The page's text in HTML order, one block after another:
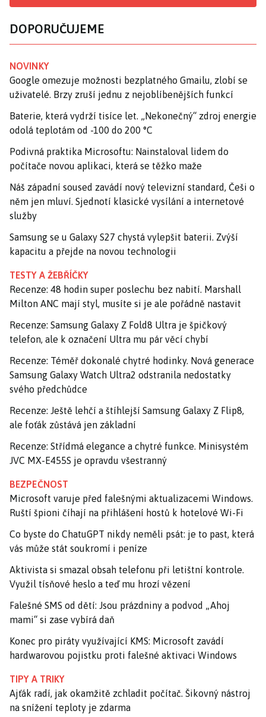
DOPORUČUJEME
NOVINKY
Google omezuje možnosti bezplatného Gmailu, zlobí se
uživatelé. Brzy zruší jednu z nejoblíbenějších funkcí
Baterie, která vydrží tisíce let. „Nekonečný“ zdroj energie
odolá teplotám od -100 do 200 °C
Podivná praktika Microsoftu: Nainstaloval lidem do
počítače novou aplikaci, která se těžko maže
Náš západní soused zavádí nový televizní standard, Češi o
něm jen mluví. Sjednotí klasické vysílání a internetové
služby
Samsung se u Galaxy S27 chystá vylepšit baterii. Zvýší
kapacitu a přejde na novou technologii
TESTY A ŽEBŘÍČKY
Recenze: 48 hodin super poslechu bez nabití. Marshall
Milton ANC mají styl, musíte si je ale pořádně nastavit
Recenze: Samsung Galaxy Z Fold8 Ultra je špičkový
telefon, ale k označení Ultra mu pár věcí chybí
Recenze: Téměř dokonalé chytré hodinky. Nová generace
Samsung Galaxy Watch Ultra2 odstranila nedostatky
svého předchůdce
Recenze: Ještě lehčí a štíhlejší Samsung Galaxy Z Flip8,
ale foťák zůstává jen základní
Recenze: Střídmá elegance a chytré funkce. Minisystém
JVC MX-E455S je opravdu všestranný
BEZPEČNOST
Microsoft varuje před falešnými aktualizacemi Windows.
Ruští špioni číhají na přihlášení hostů k hotelové Wi-Fi
Co byste do ChatuGPT nikdy neměli psát: je to past, která
vás může stát soukromí i peníze
Aktivista si smazal obsah telefonu při letištní kontrole.
Využil tísňové heslo a teď mu hrozí vězení
Falešné SMS od dětí: Jsou prázdniny a podvod „Ahoj
mami“ si zase vybírá daň
Konec pro piráty využívající KMS: Microsoft zavádí
hardwarovou pojistku proti falešné aktivaci Windows
TIPY A TRIKY
Ajťák radí, jak okamžitě zchladit počítač. Šikovný nástroj
na snížení teploty je zdarma